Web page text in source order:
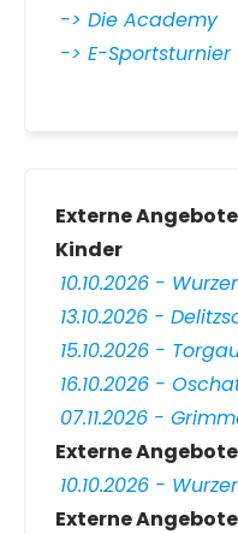
-> Die Academy
-> E-Sportsturnier
Externe Angebote
Kinder
10.10.2026 -
13.10.2026 -
15.10.2026 -
16.10.2026 -
07.11.2026 -
Externe Angebote
10.10.2026 -
Externe Angebote